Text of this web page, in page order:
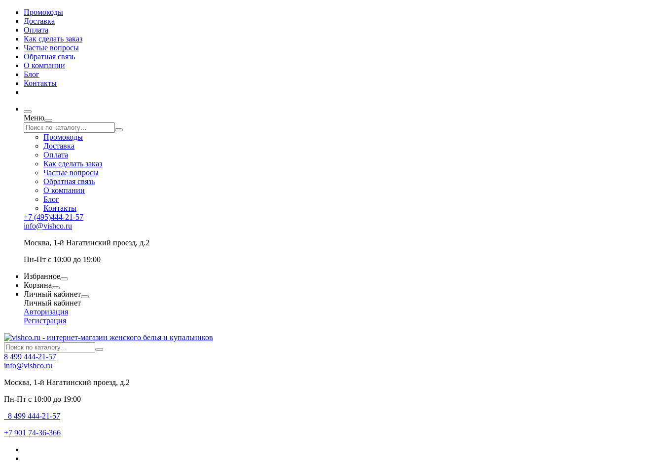
Промокоды
Доставка
Оплата
Как сделать заказ
Частые вопросы
Обратная связь
О компании
Блог
Контакты
Меню
Промокоды
Доставка
Оплата
Как сделать заказ
Частые вопросы
Обратная связь
О компании
Блог
Контакты
+7 (495)444-21-57
info@vishco.ru
Москва, 1-й Нагатинский проезд, д.2
Пн-Пт с 10:00 до 19:00
Избранное
Корзина
Личный кабинет
Личный кабинет
Авторизация
Регистрация
8 499 444-21-57
info@vishco.ru
Москва, 1-й Нагатинский проезд, д.2
Пн-Пт с 10:00 до 19:00
8 499 444-21-57
+7 901 74-36-366